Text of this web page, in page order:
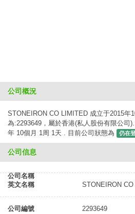
公司概況
STONEIRON CO LIMITED 成立于2015年
為:2293649，屬於香港(私人股份有限公司
年 10個月 1周 1天 . 目前公司狀態為
仍在
公司信息
公司名稱
英文名稱
STONEIRON
公司編號 2293649